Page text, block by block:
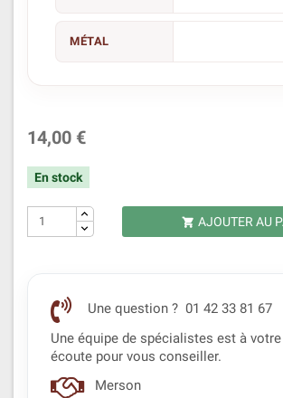
MÉTAL
14,00 €
En stock
 AJOUTER AU
Une question ? 01 42 33 81 67
Une équipe de spécialistes est à votre
écoute pour vous conseiller.
Merson